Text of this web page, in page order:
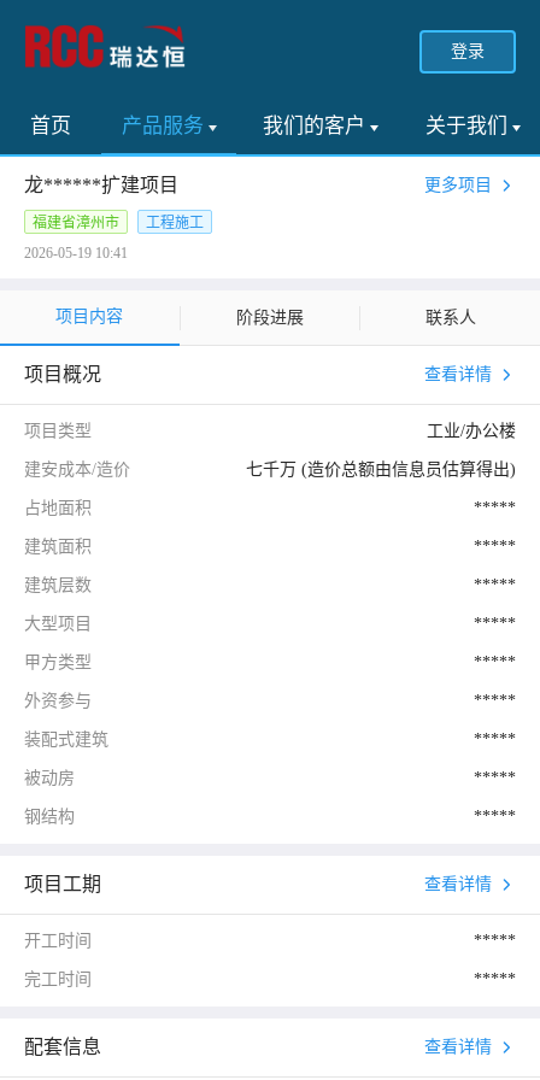
登录
首页 产品服务 我们的客户 关于我们
龙******扩建项目 更多项目
福建省漳州市
工程施工
2026-05-19 10:41
项目内容 阶段进展 联系人
项目概况 查看详情
项目类型 工业/办公楼
建安成本/造价 七千万 (造价总额由信息员估算得出)
占地面积 *****
建筑面积 *****
建筑层数 *****
大型项目 *****
甲方类型 *****
外资参与 *****
装配式建筑 *****
被动房 *****
钢结构 *****
项目工期 查看详情
开工时间 *****
完工时间 *****
配套信息 查看详情